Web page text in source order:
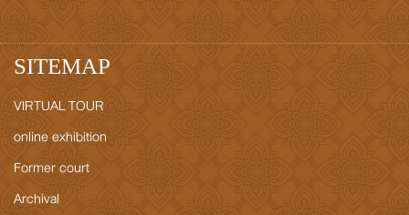
SITEMAP
VIRTUAL TOUR
online exhibition
Former court
Archival